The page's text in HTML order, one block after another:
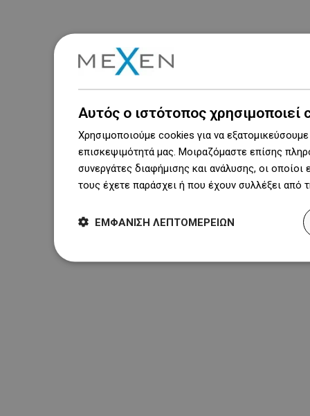
Αυτός ο ιστότοπος χρησιμοποιεί
Χρησιμοποιούμε cookies για να
επισκεψιμότητά μας. Μοιραζόμαστε επίσης
συνεργάτες διαφήμισης και ανάλυσης, οι
τους έχετε παράσχει ή που έχουν συλλέξει
ΕΜΦΆΝΙΣΗ ΛΕΠΤΟΜΕΡΕΙΏΝ